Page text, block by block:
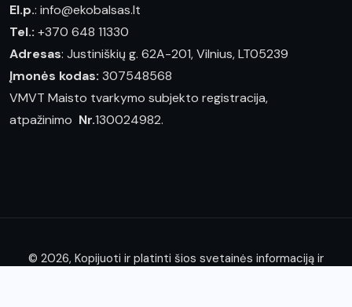
El.p.: info@ekobalsas.lt
Tel.: +370 648 11330
Adresas: Justiniškių g. 62A-201, Vilnius, LT05239
Įmonės kodas: 307548568
VMVT Maisto tvarkymo subjekto registracija,
atpažinimo Nr.130024982.
© 2026, Kopijuoti ir platinti šios svetainės informaciją ir